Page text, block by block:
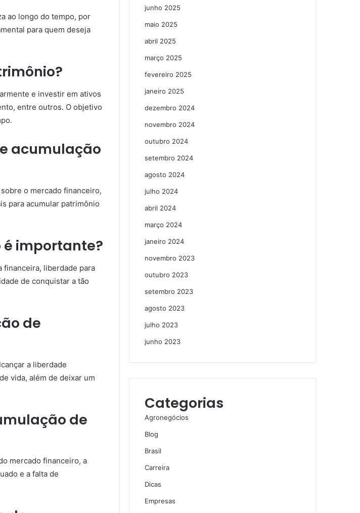
ao longo do tempo, por
para quem deseja
e investir em ativos
entre outros. O objetivo
acumulação
o mercado financeiro,
para acumular patrimônio
importante?
financeira, liberdade para
de conquistar a tão
de
a liberdade
vida, além de deixar um
de
mercado financeiro, a
e a falta de
junho 2025
maio 2025
abril 2025
março 2025
fevereiro 2025
janeiro 2025
dezembro 2024
novembro 2024
outubro 2024
setembro 2024
agosto 2024
julho 2024
abril 2024
março 2024
janeiro 2024
novembro 2023
outubro 2023
setembro 2023
agosto 2023
julho 2023
junho 2023
Categorias
Agronegócios
Blog
Brasil
Carreira
Dicas
Empresas